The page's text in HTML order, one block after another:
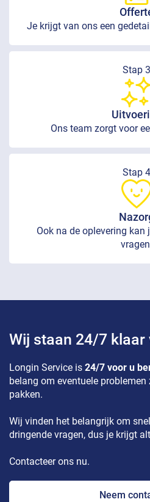
Je krijgt van ons een
Stap 3
Ons team zorgt voor
Stap 4
Ook na de oplevering kan
Wij staan 24/7 klaar
Longin Service is 24/7 voor u
belang om eventuele
pakken.
Wij vinden het belangrijk om
dringende vragen, dus je krijgt
Contacteer ons nu.
Neem